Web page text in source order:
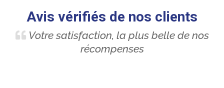
Avis vérifiés de nos clients
Votre satisfaction, la plus belle de nos
récompenses